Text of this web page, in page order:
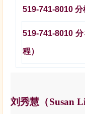
519-741-8010 分
519-741-8010
程）
刘秀慧（Susan